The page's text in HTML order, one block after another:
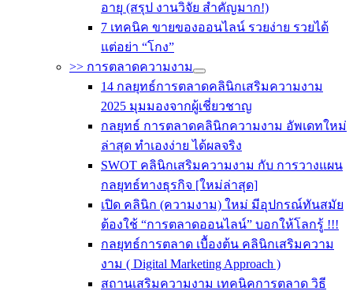
อายุ (สรุป งานวิจัย สำคัญมาก!)
7 เทคนิค ขายของออนไลน์ รวยง่าย รวยได้
แต่อย่า “โกง”
>> การตลาดความงาม
14 กลยุทธ์การตลาดคลินิกเสริมความงาม
2025 มุมมองจากผู้เชี่ยวชาญ
กลยุทธ์ การตลาดคลินิกความงาม อัพเดทใหม่
ล่าสุด ทำเองง่าย ได้ผลจริง
SWOT คลินิกเสริมความงาม กับ การวางแผน
กลยุทธ์ทางธุรกิจ [ใหม่ล่าสุด]
เปิด คลินิก (ความงาม) ใหม่ มีอุปกรณ์ทันสมัย
ต้องใช้ “การตลาดออนไลน์” บอกให้โลกรู้ !!!
กลยุทธ์การตลาด เบื้องต้น คลินิกเสริมความ
งาม ( Digital Marketing Approach )
สถานเสริมความงาม เทคนิคการตลาด วิธี